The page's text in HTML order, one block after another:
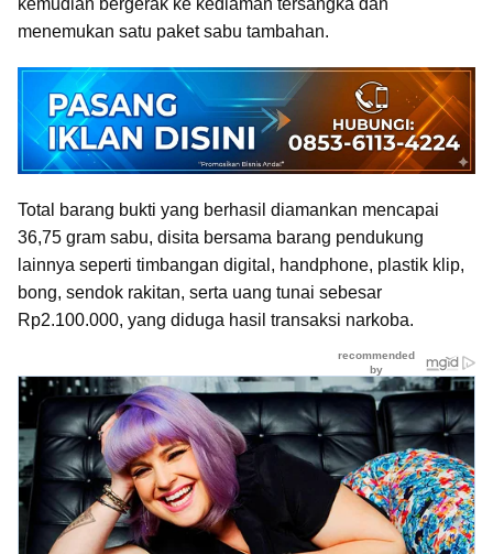
kemudian bergerak ke kediaman tersangka dan
menemukan satu paket sabu tambahan.
Total barang bukti yang berhasil diamankan mencapai
36,75 gram sabu, disita bersama barang pendukung
lainnya seperti timbangan digital, handphone, plastik klip,
bong, sendok rakitan, serta uang tunai sebesar
Rp2.100.000, yang diduga hasil transaksi narkoba.